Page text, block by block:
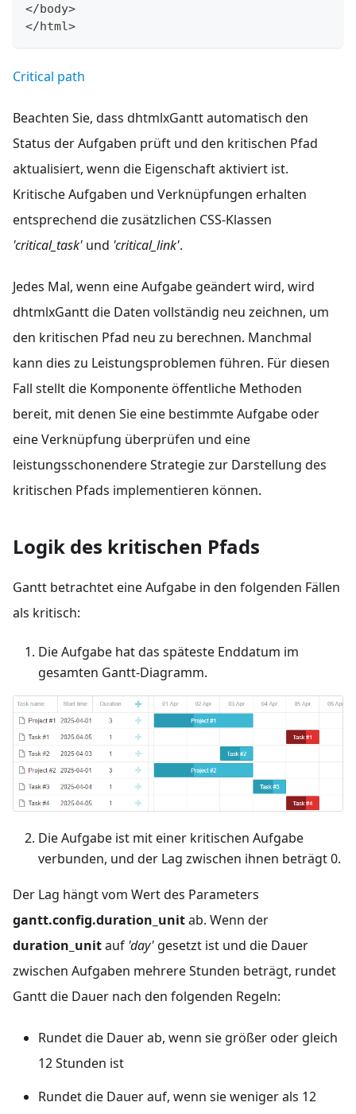
</body>
</html>
Critical path
Beachten Sie, dass dhtmlxGantt automatisch den
Status der Aufgaben prüft und den kritischen Pfad
aktualisiert, wenn die Eigenschaft aktiviert ist.
Kritische Aufgaben und Verknüpfungen erhalten
entsprechend die zusätzlichen CSS-Klassen
'critical_task' und 'critical_link'.
Jedes Mal, wenn eine Aufgabe geändert wird, wird
dhtmlxGantt die Daten vollständig neu zeichnen, um
den kritischen Pfad neu zu berechnen. Manchmal
kann dies zu Leistungsproblemen führen. Für diesen
Fall stellt die Komponente öffentliche Methoden
bereit, mit denen Sie eine bestimmte Aufgabe oder
eine Verknüpfung überprüfen und eine
leistungsschonendere Strategie zur Darstellung des
kritischen Pfads implementieren können.
Logik des kritischen Pfads
Gantt betrachtet eine Aufgabe in den folgenden Fällen
als kritisch:
Die Aufgabe hat das späteste Enddatum im
gesamten Gantt-Diagramm.
Die Aufgabe ist mit einer kritischen Aufgabe
verbunden, und der Lag zwischen ihnen beträgt 0.
Der Lag hängt vom Wert des Parameters
gantt.config.duration_unitab. Wenn der
duration_unitauf 'day' gesetzt ist und die Dauer
zwischen Aufgaben mehrere Stunden beträgt, rundet
Gantt die Dauer nach den folgenden Regeln:
Rundet die Dauer ab, wenn sie größer oder gleich
12 Stunden ist
Rundet die Dauer auf, wenn sie weniger als 12